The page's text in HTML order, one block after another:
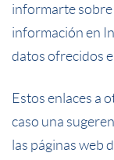
informarte sobre
información en
datos ofrecidos
Estos enlaces a
caso una
las páginas web